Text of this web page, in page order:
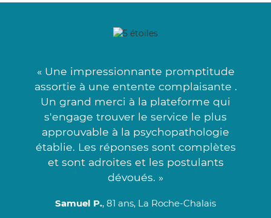
« Une impressionnante promptitude
assortie à une entente complaisante .
Un grand merci à la plateforme qui
s'engage trouver le service le plus
approuvable à la psychopathologie
établie. Les réponses sont complètes
et sont adroites et les postulants
dévoués. »
Samuel P., 81 ans, La Roche-Chalais